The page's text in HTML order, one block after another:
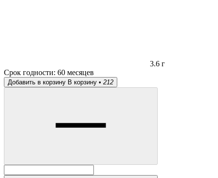
3.6 г
Срок годности: 60 месяцев
Добавить в корзину В корзину • 212